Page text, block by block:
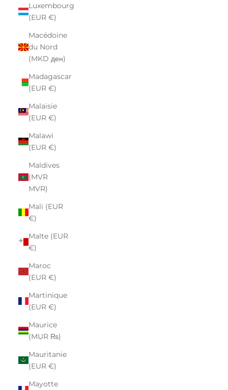
Luxembourg
(EUR €)
Macédoine
du Nord
(MKD ден)
Madagascar
(EUR €)
Malaisie
(EUR €)
Malawi
(EUR €)
Maldives
(MVR
MVR)
Mali (EUR
€)
Malte (EUR
€)
Maroc
(EUR €)
Martinique
(EUR €)
Maurice
(MUR ₨)
Mauritanie
(EUR €)
Mayotte